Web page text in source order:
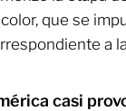
que se
a
casi